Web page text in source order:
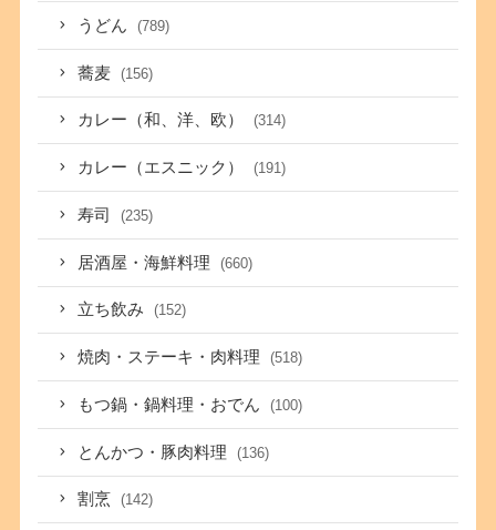
うどん (789)
蕎麦 (156)
カレー（和、洋、欧） (314)
カレー（エスニック） (191)
寿司 (235)
居酒屋・海鮮料理 (660)
立ち飲み (152)
焼肉・ステーキ・肉料理 (518)
もつ鍋・鍋料理・おでん (100)
とんかつ・豚肉料理 (136)
割烹 (142)